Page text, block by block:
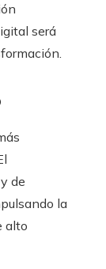
será
de
la
alto